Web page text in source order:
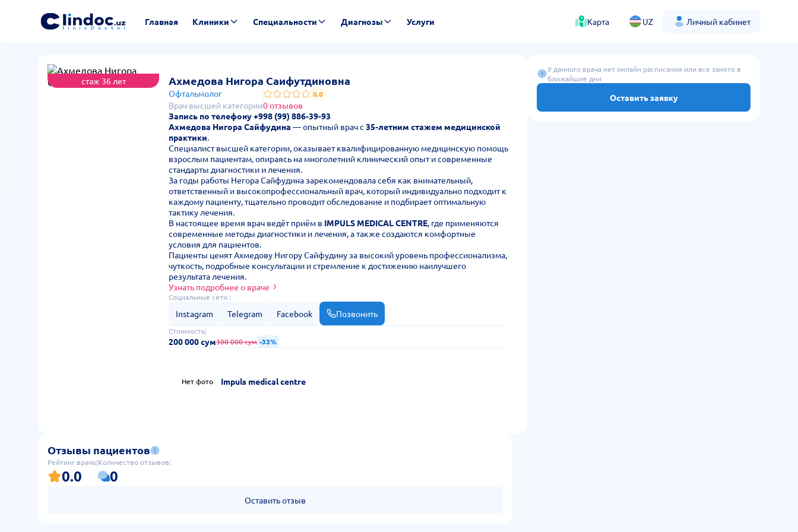
Главная Клиники Специальности Диагнозы Услуги Карта UZ Личный кабинет
стаж 36 лет Ахмедова Нигора Саифутдиновна
Офтальмолог
Врач высшей категории
0.0
0 отзывов
Запись по телефону +998 (99) 886-39-93
Ахмедова Нигора Сайфудина — опытный врач с 35-летним стажем медицинской
практики.
Специалист высшей категории, оказывает квалифицированную медицинскую помощь
взрослым пациентам, опираясь на многолетний клинический опыт и современные
стандарты диагностики и лечения.
За годы работы Негора Сайфудина зарекомендовала себя как внимательный,
ответственный и высокопрофессиональный врач, который индивидуально подходит к
каждому пациенту, тщательно проводит обследование и подбирает оптимальную
тактику лечения.
В настоящее время врач ведёт приём в IMPULS MEDICAL CENTRE, где применяются
современные методы диагностики и лечения, а также создаются комфортные
условия для пациентов.
Пациенты ценят Ахмедову Нигору Сайфудину за высокий уровень профессионализма,
чуткость, подробные консультации и стремление к достижению наилучшего
результата лечения.
Узнать подробнее о враче
Социальные сети :
Instagram Telegram Facebook Позвонить
Стоимость:
200 000 сум300 000 сум -33%
Нет фото Impuls medical centre
У данного врача нет онлайн расписания или все занято в
ближайшие дни
Оставить заявку
Отзывы пациентов
Рейтинг врача:
0.0
Количество отзывов:
0
Оставить отзыв